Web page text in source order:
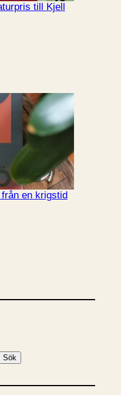
till Kjell
en krigstid
Sök